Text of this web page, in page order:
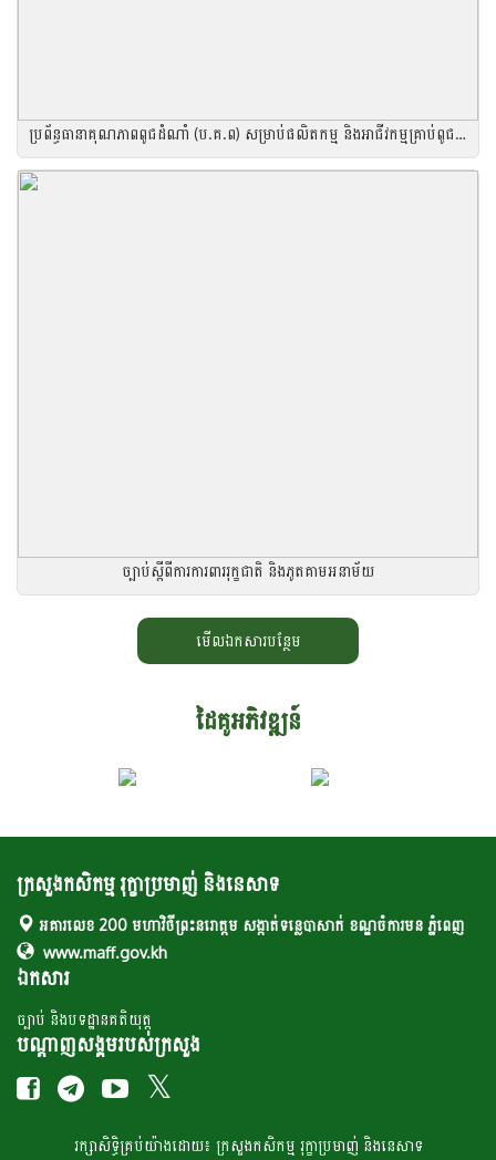
ប្រព័ន្ធធានាគុណភាពពូជដំណាំ (ប.គ.ព) សម្រាប់ផលិតកម្ម និងអាជីវកម្មគ្រាប់ពូជស្រូវ
ច្បាប់ស្តីពីការការពាររុក្ខជាតិ និងភូតគាមអនាម័យ
មើលឯកសារបន្ថែម
ដៃគូអភិវឌ្ឍន៍
ក្រសួងកសិកម្ម រុក្ខាប្រមាញ់ និងនេសាទ
អគារលេខ 200 មហាវិថីព្រះនរោត្តម សង្កាត់ទន្លេបាសាក់ ខណ្ឌចំការមន ភ្នំពេញ
www.maff.gov.kh
ឯកសារ
ច្បាប់ និងបទដ្ឋានគតិយុត្ត
បណ្តាញសង្គមរបស់ក្រសួង
រក្សា​​សិទ្ធិគ្រប់​​​យ៉ាង​ដោយ៖ ក្រសួង​កសិកម្ម​ រុក្ខា​ប្រមាញ់​ និង​​នេសាទ